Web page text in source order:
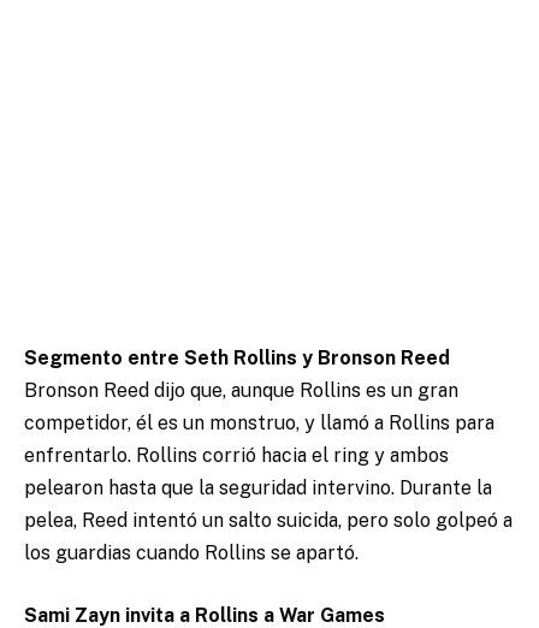
Segmento entre Seth Rollins y Bronson Reed
Bronson Reed dijo que, aunque Rollins es un gran
competidor, él es un monstruo, y llamó a Rollins para
enfrentarlo. Rollins corrió hacia el ring y ambos
pelearon hasta que la seguridad intervino. Durante la
pelea, Reed intentó un salto suicida, pero solo golpeó a
los guardias cuando Rollins se apartó.
Sami Zayn invita a Rollins a War Games